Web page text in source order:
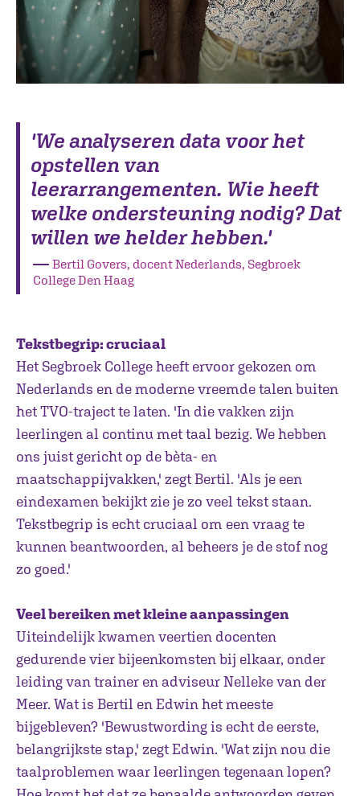
'We analyseren data voor het
opstellen van
leerarrangementen. Wie heeft
welke ondersteuning nodig? Dat
willen we helder hebben.'
― Bertil Govers, docent Nederlands, Segbroek
College Den Haag
Tekstbegrip: cruciaal
Het Segbroek College heeft ervoor gekozen om
Nederlands en de moderne vreemde talen buiten
het TVO-traject te laten. 'In die vakken zijn
leerlingen al continu met taal bezig. We hebben
ons juist gericht op de bèta- en
maatschappijvakken,' zegt Bertil. 'Als je een
eindexamen bekijkt zie je zo veel tekst staan.
Tekstbegrip is echt cruciaal om een vraag te
kunnen beantwoorden, al beheers je de stof nog
zo goed.'
Veel bereiken met kleine aanpassingen
Uiteindelijk kwamen veertien docenten
gedurende vier bijeenkomsten bij elkaar, onder
leiding van trainer en adviseur Nelleke van der
Meer. Wat is Bertil en Edwin het meeste
bijgebleven? 'Bewustwording is echt de eerste,
belangrijkste stap,' zegt Edwin. 'Wat zijn nou die
taalproblemen waar leerlingen tegenaan lopen?